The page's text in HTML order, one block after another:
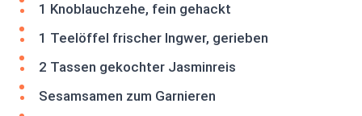
1 Knoblauchzehe, fein gehackt
1 Teelöffel frischer Ingwer, gerieben
2 Tassen gekochter Jasminreis
Sesamsamen zum Garnieren